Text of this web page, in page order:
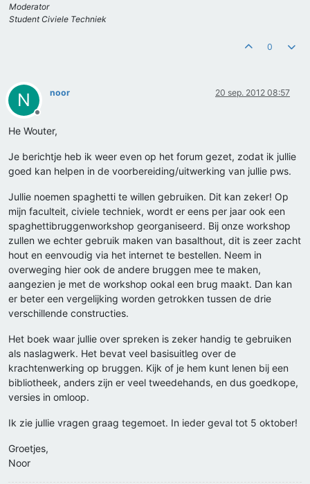
Moderator
Student Civiele Techniek
0
N
Offline
noor 20 sep. 2012 08:57
He Wouter,
Je berichtje heb ik weer even op het forum gezet, zodat ik jullie
goed kan helpen in de voorbereiding/uitwerking van jullie pws.
Jullie noemen spaghetti te willen gebruiken. Dit kan zeker! Op
mijn faculteit, civiele techniek, wordt er eens per jaar ook een
spaghettibruggenworkshop georganiseerd. Bij onze workshop
zullen we echter gebruik maken van basalthout, dit is zeer zacht
hout en eenvoudig via het internet te bestellen. Neem in
overweging hier ook de andere bruggen mee te maken,
aangezien je met de workshop ookal een brug maakt. Dan kan
er beter een vergelijking worden getrokken tussen de drie
verschillende constructies.
Het boek waar jullie over spreken is zeker handig te gebruiken
als naslagwerk. Het bevat veel basisuitleg over de
krachtenwerking op bruggen. Kijk of je hem kunt lenen bij een
bibliotheek, anders zijn er veel tweedehands, en dus goedkope,
versies in omloop.
Ik zie jullie vragen graag tegemoet. In ieder geval tot 5 oktober!
Groetjes,
Noor